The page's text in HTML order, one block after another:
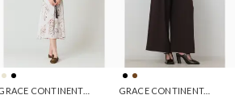
GRACE CONTINENTAL GRACE CONTINENTAL